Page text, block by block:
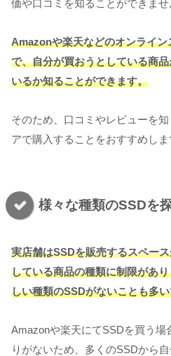
価や口コミを知ることができませ
Amazonや楽天などのオンライ
で、自分が買おうとしている商
いるか知ることができます。
そのため、口コミやレビューを
アで購入することをおすすめしま
様々な種類のSSDを
実店舗はSSDを販売するスペー
している商品の種類に制限があ
しい種類のSSDがないことも多
Amazonや楽天にてSSDを買う場
りがないため、多くのSSDから